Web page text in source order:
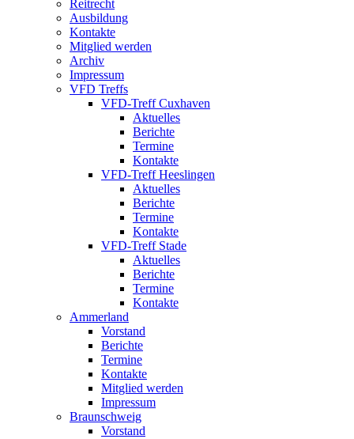
Reitrecht
Ausbildung
Kontakte
Mitglied werden
Archiv
Impressum
VFD Treffs
VFD-Treff Cuxhaven
Aktuelles
Berichte
Termine
Kontakte
VFD-Treff Heeslingen
Aktuelles
Berichte
Termine
Kontakte
VFD-Treff Stade
Aktuelles
Berichte
Termine
Kontakte
Ammerland
Vorstand
Berichte
Termine
Kontakte
Mitglied werden
Impressum
Braunschweig
Vorstand